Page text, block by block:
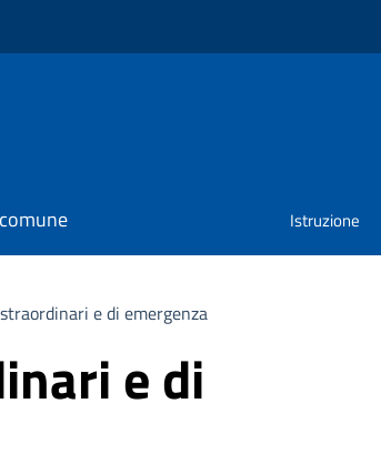
Istruzione
e di emergenza
e di